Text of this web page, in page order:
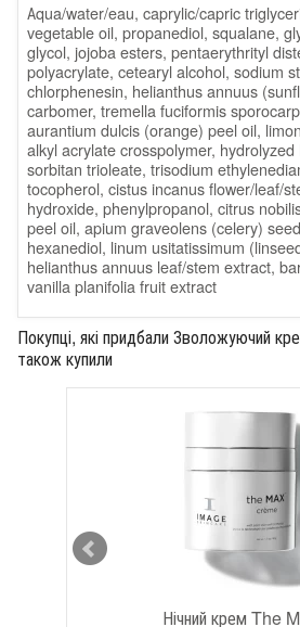
Аqua/water/eau, caprylic/capric
vegetable oil, propanediol, squalane,
glycol, jojoba esters, pentaerythrityl
polyacrylate, cetearyl alcohol, sodium
chlorphenesin, helianthus annuus
carbomer, tremella fuciformis
aurantium dulcis (orange) peel oil,
alkyl acrylate crosspolymer,
sorbitan trioleate, trisodium
tocopherol, cistus incanus flower/leaf/
hydroxide, phenylpropanol, citrus
peel oil, apium graveolens (celery)
hexanediol, linum usitatissimum
helianthus annuus leaf/stem extract,
vanilla planifolia fruit extract
Покупці, які придбали Зволожуючий
також купили
Нічний крем The